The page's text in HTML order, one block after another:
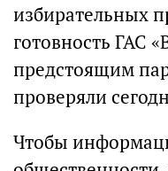
избирательных
готовность ГАС
предстоящим
проверяли
Чтобы